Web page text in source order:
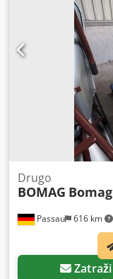
Passau 616 km
Drugo
BOMAG
Zatraži